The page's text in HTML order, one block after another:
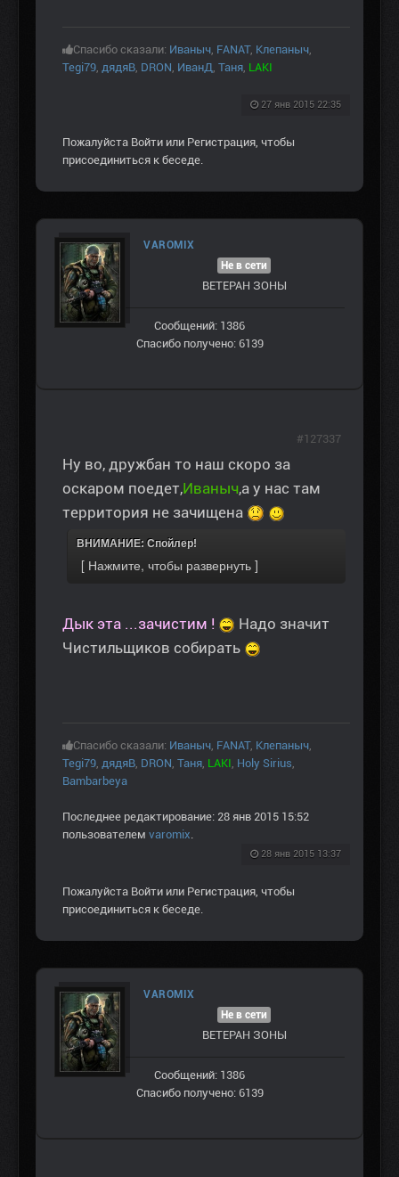
Спасибо сказали: Иваныч FANAT, Клепаныч
Tegi79 дядяВ DRON ИванД Таня LAKI
27 янв 2015 22:35
Пожалуйста Войти или Регистрация , чтобы
присоединиться к беседе.
VAROMIX
Не в сети
ВЕТЕРАН ЗOНЫ
Сообщений: 1386
Спасибо получено: 6139
Ну во, дружбан то наш скоро за
оскаром поедет,Иваныч,а у нас там
территория не зачищена
ВНИМАНИЕ: Спойлер!
Дык эта ...зачистим !
Надо значит
Чистильщиков собирать
Спасибо сказали: Иваныч FANAT, Клепаныч
Tegi79 дядяВ DRON Таня LAKI Holy Sirius
Bambarbeya
Последнее редактирование: 28 янв 2015 15:52
пользователем varomix
28 янв 2015 13:37
#127337
Пожалуйста Войти или Регистрация , чтобы
присоединиться к беседе.
VAROMIX
Не в сети
ВЕТЕРАН ЗOНЫ
Сообщений: 1386
Спасибо получено: 6139